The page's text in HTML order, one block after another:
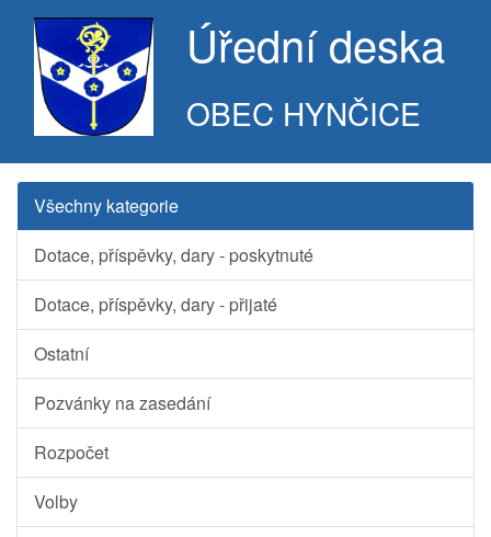
Úřední deska
OBEC HYNČICE
Všechny kategorie
Dotace, příspěvky, dary - poskytnuté
Dotace, příspěvky, dary - přijaté
Ostatní
Pozvánky na zasedání
Rozpočet
Volby